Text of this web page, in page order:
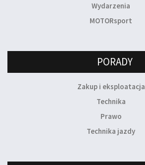
Wydarzenia
MOTORsport
PORADY
Zakup i eksploatacja
Technika
Prawo
Technika jazdy